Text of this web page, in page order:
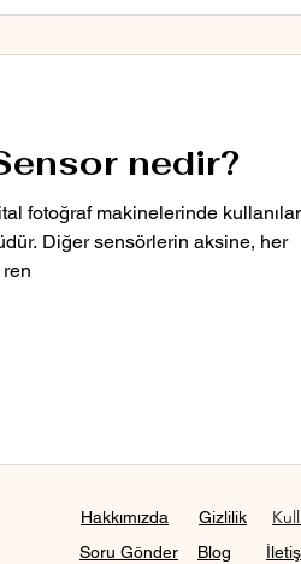
nedir?
fotoğraf makinelerinde
Diğer sensörlerin aksine, her
ren
Hakkımızda
Soru Gönder
Gizlilik
Blog